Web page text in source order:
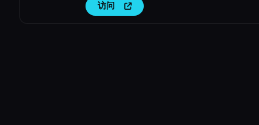
访问